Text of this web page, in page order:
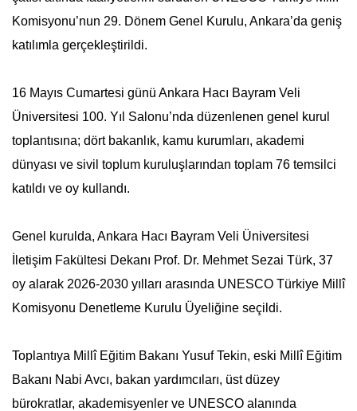
Komisyonu’nun 29. Dönem Genel Kurulu, Ankara’da geniş
katılımla gerçekleştirildi.
16 Mayıs Cumartesi günü Ankara Hacı Bayram Veli
Üniversitesi 100. Yıl Salonu’nda düzenlenen genel kurul
toplantısına; dört bakanlık, kamu kurumları, akademi
dünyası ve sivil toplum kuruluşlarından toplam 76 temsilci
katıldı ve oy kullandı.
Genel kurulda, Ankara Hacı Bayram Veli Üniversitesi
İletişim Fakültesi Dekanı Prof. Dr. Mehmet Sezai Türk, 37
oy alarak 2026-2030 yılları arasında UNESCO Türkiye Millî
Komisyonu Denetleme Kurulu Üyeliğine seçildi.
Toplantıya Millî Eğitim Bakanı Yusuf Tekin, eski Millî Eğitim
Bakanı Nabi Avcı, bakan yardımcıları, üst düzey
bürokratlar, akademisyenler ve UNESCO alanında